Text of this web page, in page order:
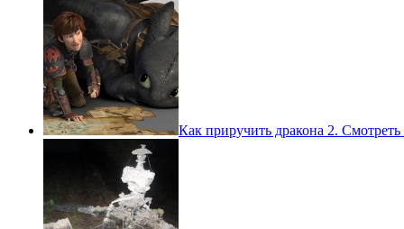
Как приручить дракона 2.